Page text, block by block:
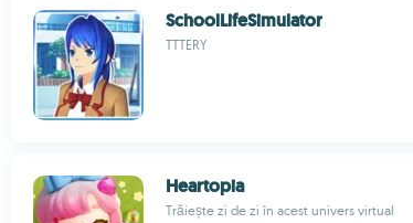
SchoolLifeSimulator
TTTERY
Heartopia
Trăiește zi de zi în acest univers virtual